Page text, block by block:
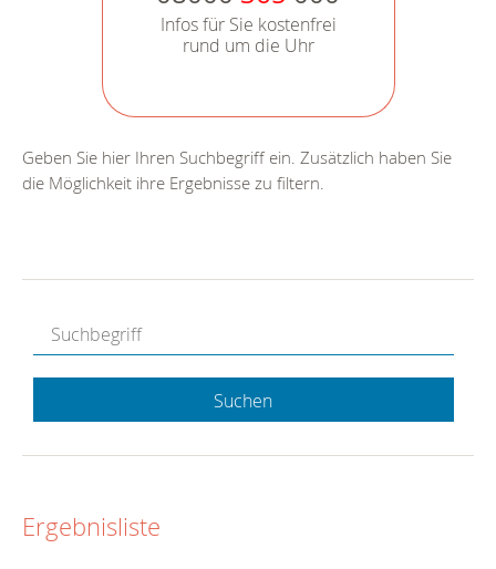
Infos für Sie kostenfrei
rund um die Uhr
Geben Sie hier Ihren Suchbegriff ein. Zusätzlich haben Sie
die Möglichkeit ihre Ergebnisse zu filtern.
Suchen
Ergebnisliste